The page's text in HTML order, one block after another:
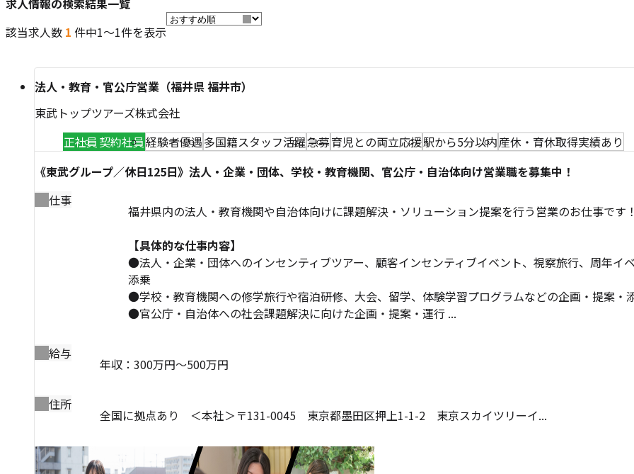
求人情報の検索結果一覧
該当求人数 1 件中1～1件を表示
法人・教育・官公庁営業（福井県 福井市）
東武トップツアーズ株式会社
正社員 契約社員経験者優遇多国籍スタッフ活躍急募育児との両立応援駅から5分以内産休・育休取得実績あり
《東武グループ／休日125日》法人・企業・団体、学校・教育機関、官公庁・自治体向け営業職を募集中！
仕事
福井県内の法人・教育機関や自治体向けに課題解決・ソリューション提案を行う営業のお仕事です
【具体的な仕事内容】
●法人・企業・団体へのインセンティブツアー、顧客インセンティブイベント、視察旅行、周年イ
添乗
●学校・教育機関への修学旅行や宿泊研修、大会、留学、体験学習プログラムなどの企画・提案・
●官公庁・自治体への社会課題解決に向けた企画・提案・運行 ...
給与
年収：300万円～500万円
住所
全国に拠点あり ＜本社＞〒131-0045 東京都墨田区押上1-1-2 東京スカイツリーイ...